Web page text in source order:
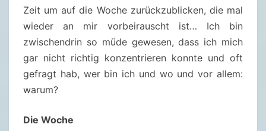
S
C
H
4
9
Zeit um auf die Woche zurückzublicken, die mal
wieder an mir vorbeirauscht ist… Ich bin
zwischendrin so müde gewesen, dass ich mich
gar nicht richtig konzentrieren konnte und oft
gefragt hab, wer bin ich und wo und vor allem:
warum?
Die Woche